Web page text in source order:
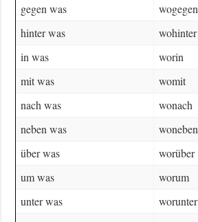
gegen was
wogegen
hinter was
wohinter
in was
worin
mit was
womit
nach was
wonach
neben was
woneben
über was
worüber
um was
worum
unter was
worunter